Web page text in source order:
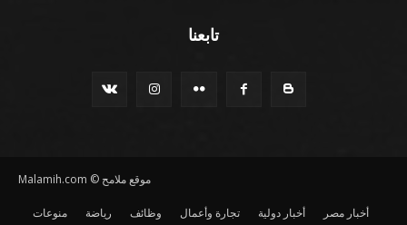
تابعنا
موقع ملامح © Malamih.com
أخبار مصر أخبار دولية تجارة وأعمال وظائف رياضة
منوعات